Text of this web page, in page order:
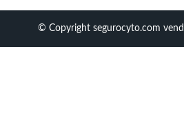
© Copyright segurocyto.com